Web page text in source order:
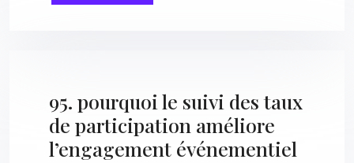
95. pourquoi le suivi des taux
de participation améliore
l’engagement événementiel